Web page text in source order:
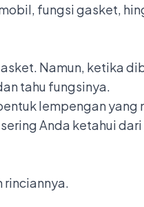
fungsi gasket,
Namun, ketika
tahu fungsinya.
lempengan
Anda ketahui